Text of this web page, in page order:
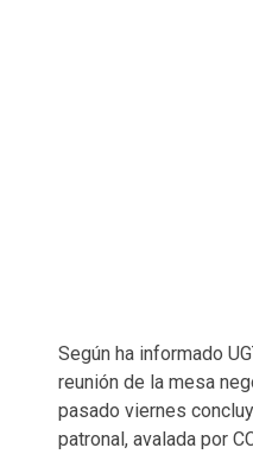
Según ha informado
reunión de la mesa
pasado viernes
patronal, avalada por